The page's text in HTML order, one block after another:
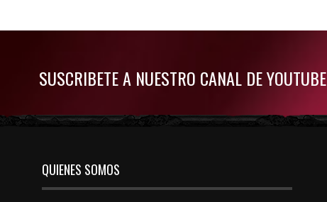
SUSCRIBETE A NUESTRO CANAL DE YOUTUBE
QUIENES SOMOS